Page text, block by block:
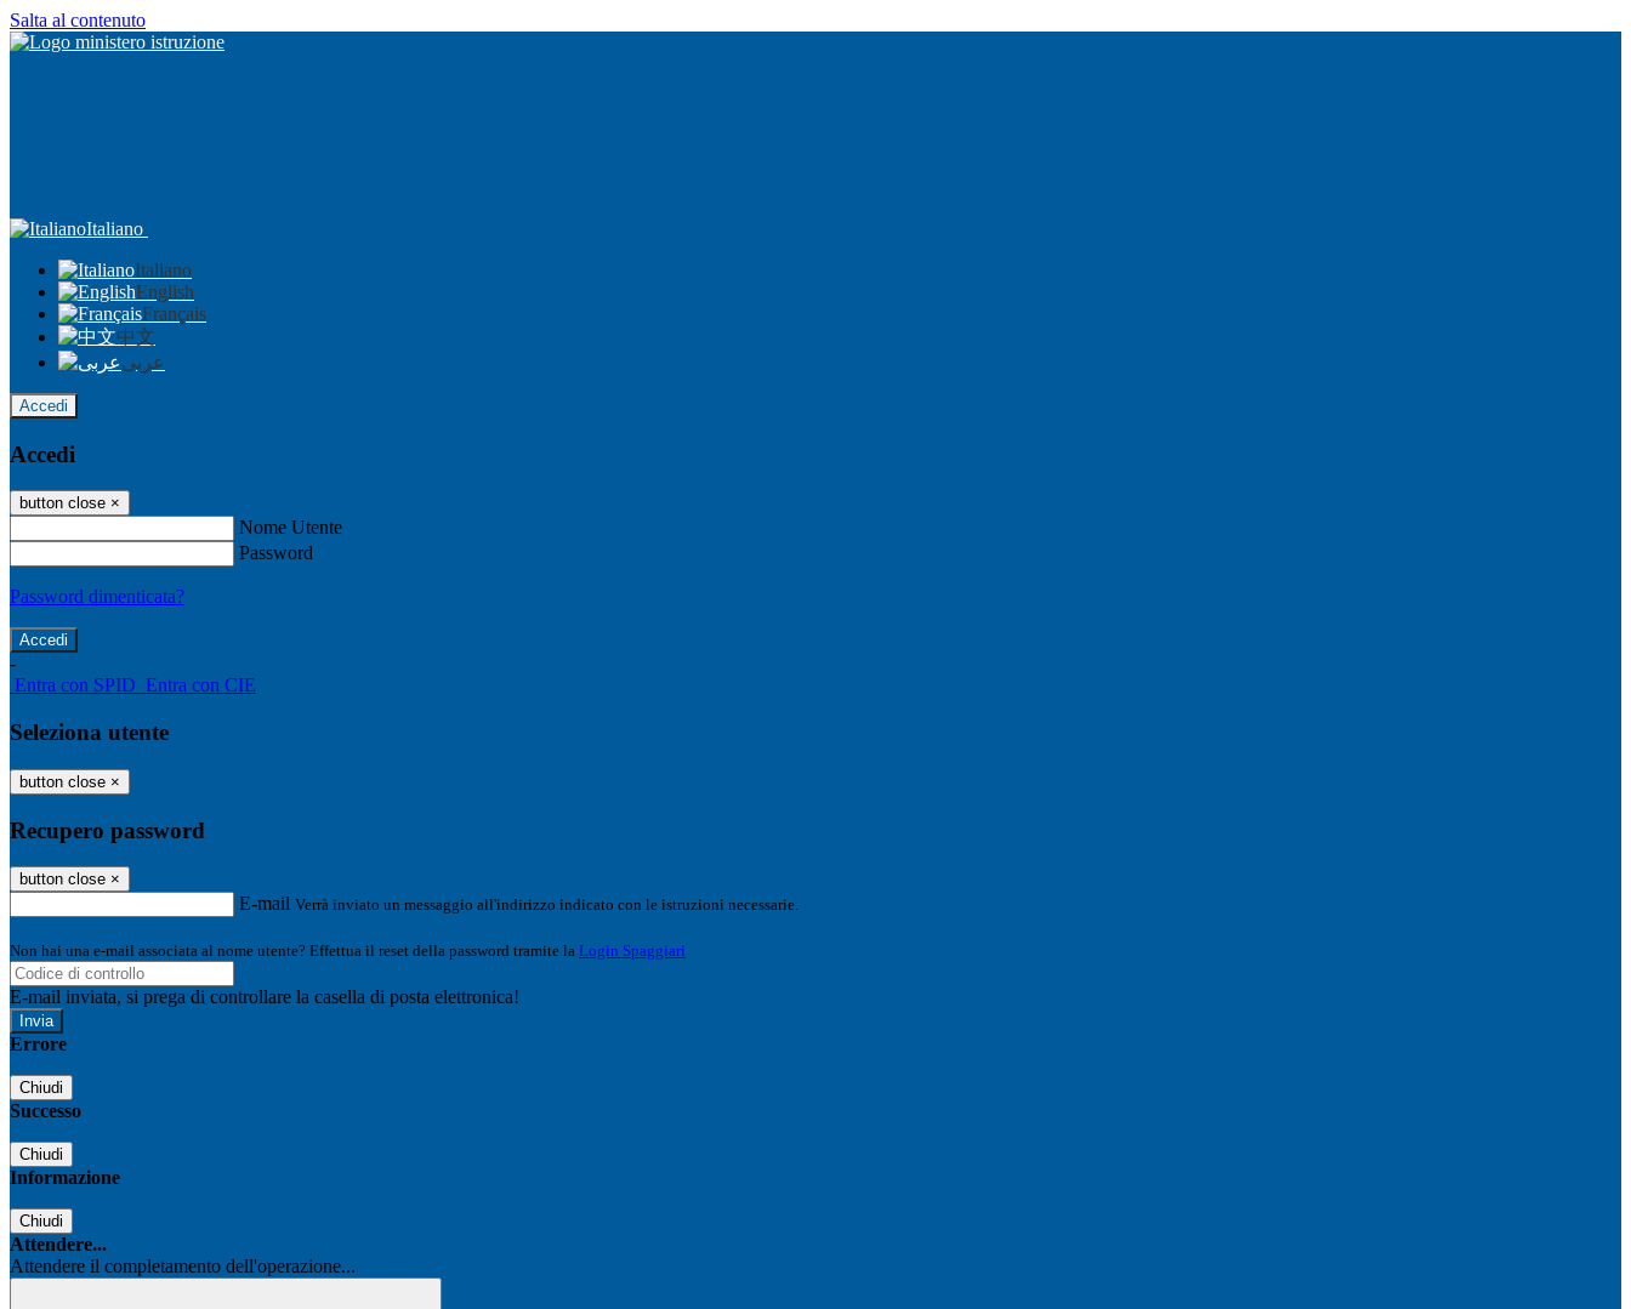
Salta al contenuto
Italiano
Italiano
English
Français
中文
عربى
Accedi
Accedi
button close ×
Nome Utente
Password
Password dimenticata?
-
Entra con SPID Entra con CIE
Seleziona utente
button close ×
Recupero password
button close ×
E-mail Verrà inviato un messaggio all'indirizzo indicato con le istruzioni necessarie.
Non hai una e-mail associata al nome utente? Effettua il reset della password tramite la Login Spaggiari
E-mail inviata, si prega di controllare la casella di posta elettronica!
Errore
Chiudi
Successo
Chiudi
Informazione
Chiudi
Attendere...
Attendere il completamento dell'operazione...